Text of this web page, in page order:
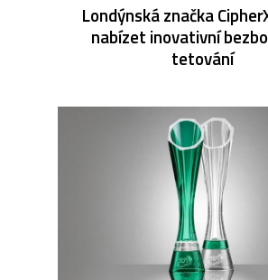
Londýnská značka
nabízet inovativní
tetování